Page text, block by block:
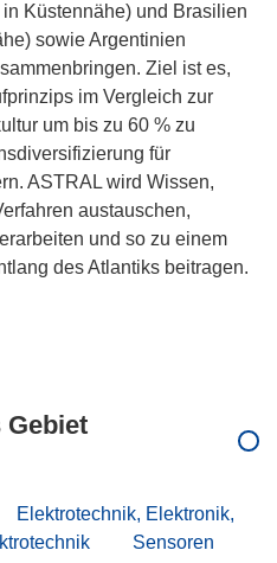
Küstennähe) und Brasilien
sowie Argentinien
Ziel ist es,
im Vergleich zur
um bis zu 60 % zu
für
ASTRAL wird Wissen,
austauschen,
und so zu einem
des Atlantiks beitragen.
Elektrotechnik, Elektronik,
Sensoren